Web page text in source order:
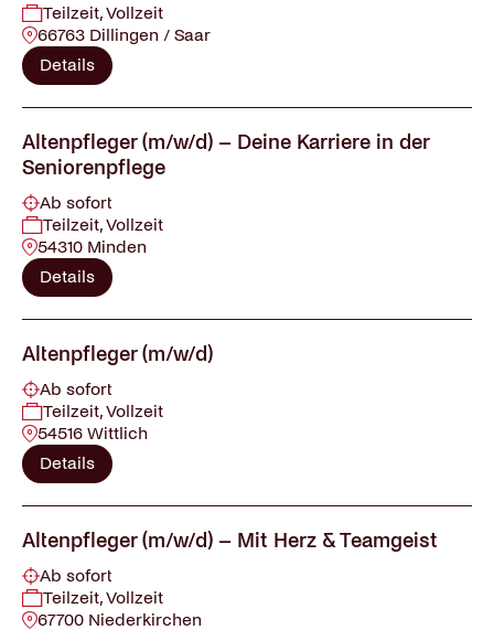
Teilzeit, Vollzeit
66763 Dillingen / Saar
Details
Altenpfleger (m/w/d) – Deine Karriere in der
Seniorenpflege
Ab sofort
Teilzeit, Vollzeit
54310 Minden
Details
Altenpfleger (m/w/d)
Ab sofort
Teilzeit, Vollzeit
54516 Wittlich
Details
Altenpfleger (m/w/d) – Mit Herz & Teamgeist
Ab sofort
Teilzeit, Vollzeit
67700 Niederkirchen